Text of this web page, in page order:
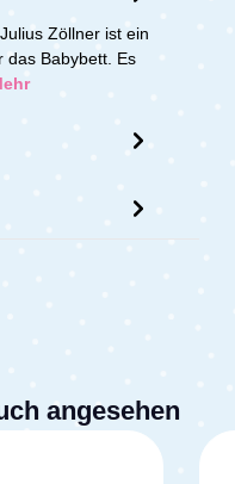
Zöllner ist ein
das Babybett. Es
angesehen